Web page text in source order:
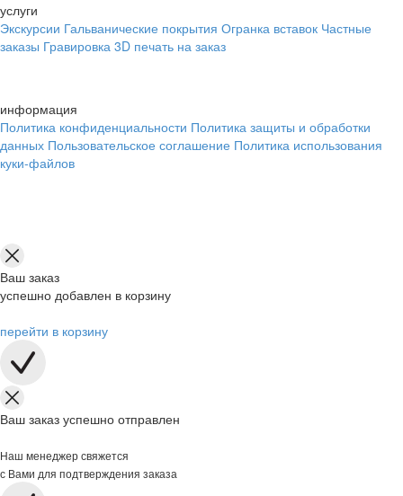
услуги
Экскурсии Гальванические покрытия Огранка вставок Частные
заказы Гравировка 3D печать на заказ
информация
Политика конфиденциальности Политика защиты и обработки
данных Пользовательское соглашение Политика использования
куки-файлов
Ваш заказ
успешно добавлен в корзину
перейти в корзину
Ваш заказ успешно отправлен
Наш менеджер свяжется
с Вами для подтверждения заказа